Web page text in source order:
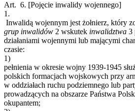
Art. 6. [Pojęcie inwalidy wojennego]
1.
Inwalidą wojennym jest żołnierz, który
grup inwalidów 2 wskutek inwalidztwa 3
działaniami wojennymi lub mającymi
czasie:
1)
pełnienia w okresie wojny 1939-1945
polskich formacjach wojskowych przy
w oddziałach ruchu podziemnego lub
prowadzących na obszarze Państwa
okupantem;